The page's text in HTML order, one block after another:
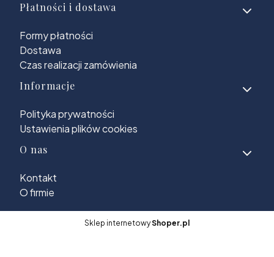
Płatności i dostawa
Formy płatności
Dostawa
Czas realizacji zamówienia
Informacje
Polityka prywatności
Ustawienia plików cookies
O nas
Kontakt
O firmie
Sklep internetowyShoper.pl